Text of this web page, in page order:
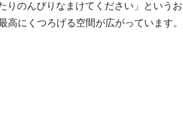
りのんびりなまけてください」というお
にくつろげる空間が広がっています。